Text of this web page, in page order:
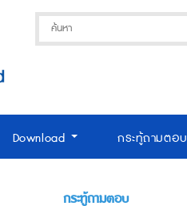
Download กระทู้ถามตอบ
กระทู้ถามตอบ